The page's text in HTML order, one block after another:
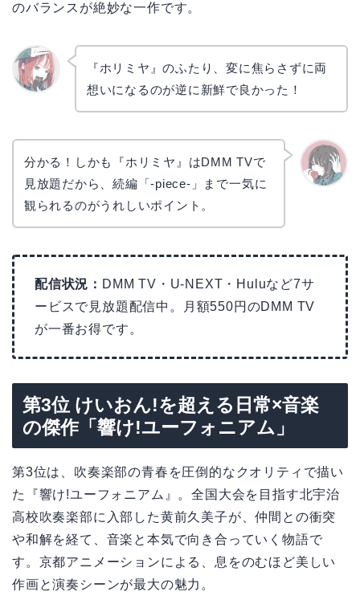
のバランスが絶妙な一作です。
『ホリミヤ』のふたり、変に焦らさずに両
想いになるのが逆に新鮮で良かった！
分かる！しかも『ホリミヤ』はDMM TVで
見放題だから、続編「-piece-」まで一気に
観られるのがうれしいポイント。
配信状況： DMM TV・U-NEXT・Huluなど7サ
ービスで見放題配信中。月額550円のDMM TV
が一番お得です。
第3位 けいおん!を超える日常×音楽
の傑作「響け!ユーフォニアム」
第3位は、吹奏楽部の青春を圧倒的なクオリティで描い
た『響け!ユーフォニアム』。全国大会を目指す北宇治
高校吹奏楽部に入部した黄前久美子が、仲間との衝突
や和解を経て、音楽と本気で向き合っていく物語で
す。京都アニメーションによる、息をのむほど美しい
作画と演奏シーンが最大の魅力。